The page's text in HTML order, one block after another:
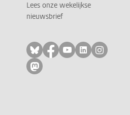
Lees onze wekelijkse
nieuwsbrief
Volg ons op bluesky
Volg ons op
Volg ons op
Volg ons
Volg
Volg ons op mastodon